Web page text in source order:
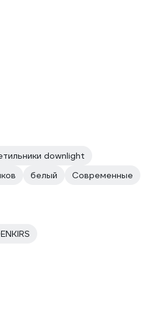
downlight
белый
Современные